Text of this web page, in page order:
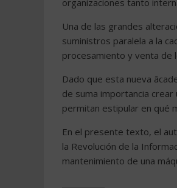
organizaciones tanto
Una de las grandes
suministros paralela a la
procesamiento y venta de
Dado que esta nueva
de suma importancia crear
permitan estipular en qué
En el presente texto, el
la Revolución de la
mantenimiento de una